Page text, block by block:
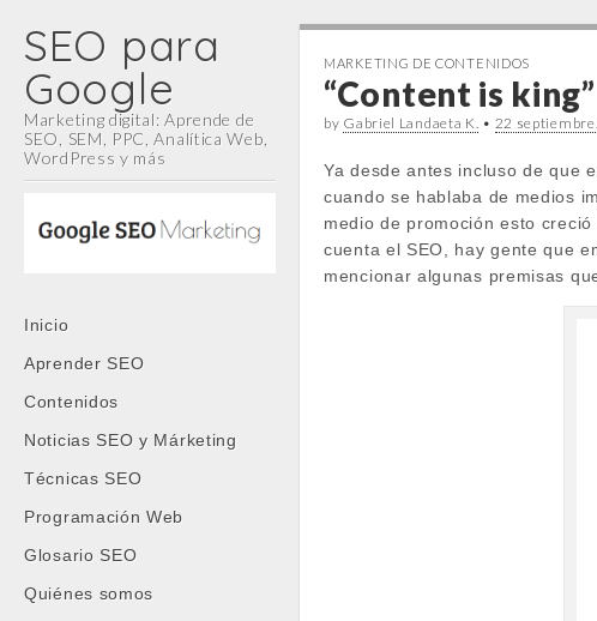
SEO para
Google
Marketing digital: Aprende de
SEO, SEM, PPC, Analítica Web,
WordPress y más
Main
menu
Skip
content
Inicio
Aprender SEO
Contenidos
Noticias SEO y Márketing
Técnicas SEO
Programación Web
Glosario SEO
Quiénes somos
MARKETING DE CONTENIDOS
“Content is
by Gabriel Landaeta K. • 22
Ya desde antes incluso de que
cuando se hablaba de medios
medio de promoción esto
cuenta el SEO, hay gente que
mencionar algunas premisas